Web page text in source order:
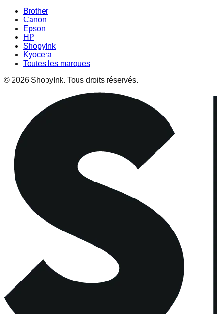
Brother
Canon
Epson
HP
ShopyInk
Kyocera
Toutes les marques
© 2026 ShopyInk. Tous droits réservés.